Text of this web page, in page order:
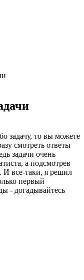
задачу, то вы можете
смотреть ответы
задачи очень
а подсмотрев
И все-таки, я решил
первый
- догадывайтесь